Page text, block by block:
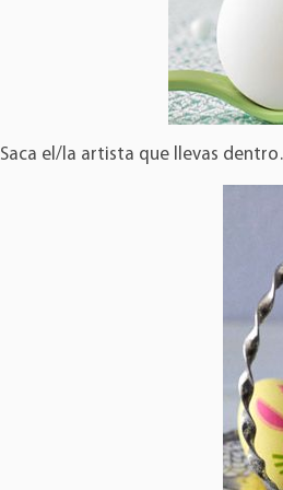
Saca el/la artista que llevas